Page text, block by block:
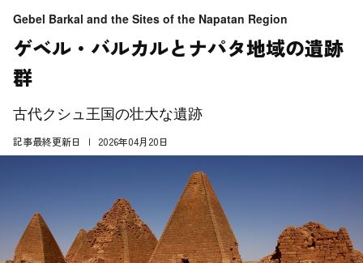
Gebel Barkal and the Sites of the Napatan Region
ゲベル・バルカルとナパタ地域の遺跡
群
古代クシュ王国の壮大な遺跡
記事最終更新日 2026年04月20日